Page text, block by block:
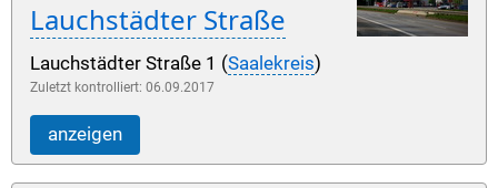
Lauchstädter Straße
Lauchstädter Straße 1 (Saalekreis)
Zuletzt kontrolliert: 06.09.2017
anzeigen